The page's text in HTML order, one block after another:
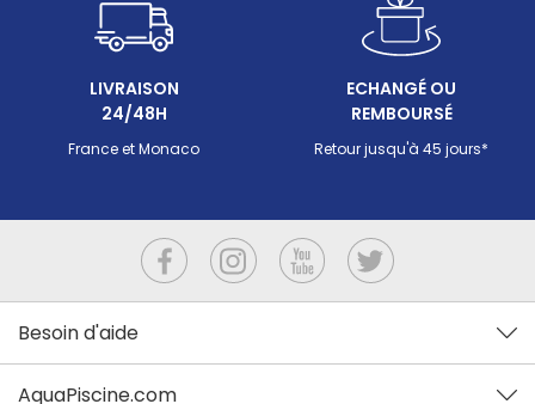
LIVRAISON
24/48H
France et Monaco
ECHANGÉ OU
REMBOURSÉ
Retour jusqu'à 45 jours*
Besoin d'aide
AquaPiscine.com